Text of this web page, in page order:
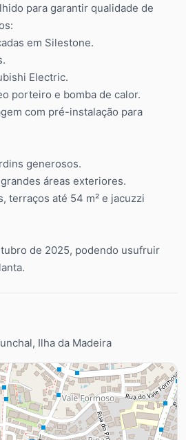
para garantir qualidade de
em Silestone.
Electric.
porteiro e bomba de calor.
com pré-instalação para
generosos.
áreas exteriores.
terraços até 54 m² e jacuzzi
de 2025, podendo usufruir
Ilha da Madeira